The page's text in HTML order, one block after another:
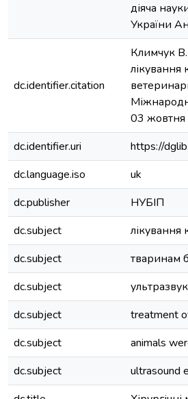
діяча
України
dc.identifier.citation
Климчук
лікування
03 жовтня
dc.identifier.uri
https://
dc.language.iso
uk
dc.publisher
НУБІП
dc.subject
лікування
dc.subject
тваринам
dc.subject
dc.subject
treatment
dc.subject
animals
dc.subject
ultrasound